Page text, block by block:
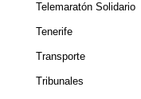
Telemaratón Solidario
Tenerife
Transporte
Tribunales